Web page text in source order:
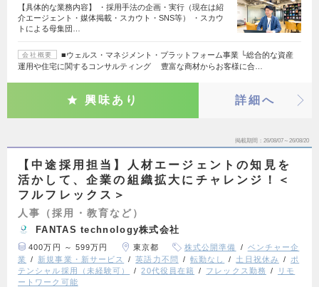
【具体的な業務内容】 ・採用手法の企画・実行（現在は紹
介エージェント・媒体掲載・スカウト・SNS等） ・スカウ
トによる母集団…
会社概要
■ウェルス・マネジメント・プラットフォーム事業 └総合的な資産
運用や住宅に関するコンサルティング 豊富な商材からお客様に合…
興味あり 詳細へ
掲載期間 26/08/07～26/08/20
【中途採用担当】人材エージェントの知見を
活かして、企業の組織拡大にチャレンジ！＜
フルフレックス＞
人事（採用・教育など）
FANTAS technology株式会社
400万円 ～ 599万円 東京都 株式公開準備
ベンチャー企
業
新規事業・新サービス 英語力不問 転勤なし 土日祝休み
ポ
テンシャル採用（未経験可）
20代役員在籍 フレックス勤務
リモ
ートワーク可能